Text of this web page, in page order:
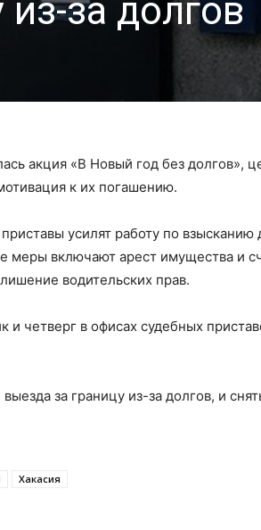
за долгов
акция «В Новый год без долгов»,
к их погашению.
усилят работу по взысканию
включают арест имущества и
водительских прав.
четверг в офисах судебных
за границу из-за долгов, и
Хакасия